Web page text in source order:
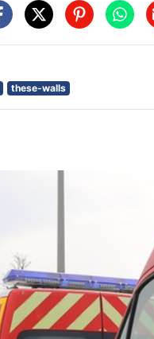
these-walls